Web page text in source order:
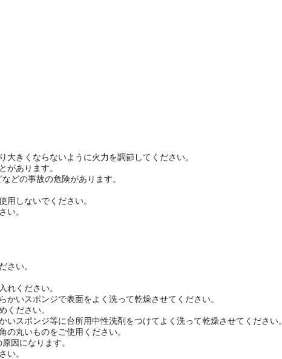
きくならないように火力を調節してください。
があります。
どの事故の危険があります。
用しないでください。
い。
さい。
れください。
いスポンジで表面をよく洗って乾燥させてください。
ください。
スポンジ等に台所用中性洗剤をつけてよく洗って乾燥させてください。
の丸いものをご使用ください。
因になります。